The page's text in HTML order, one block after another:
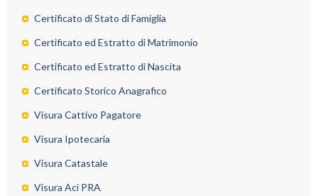
Certificato di Stato di Famiglia
Certificato ed Estratto di Matrimonio
Certificato ed Estratto di Nascita
Certificato Storico Anagrafico
Visura Cattivo Pagatore
Visura Ipotecaria
Visura Catastale
Visura Aci PRA